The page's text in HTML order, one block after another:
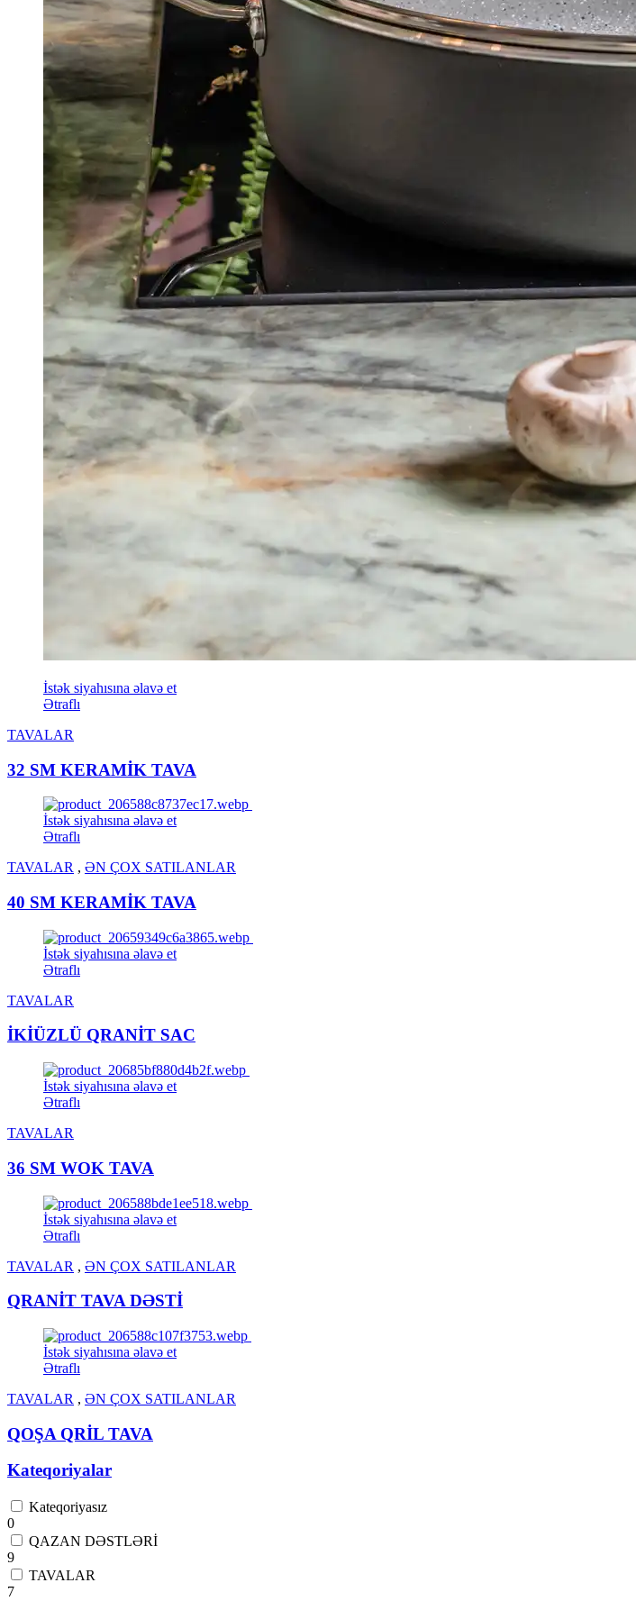
İstək siyahısına əlavə et
Ətraflı
TAVALAR
32 SM KERAMİK TAVA
İstək siyahısına əlavə et
Ətraflı
TAVALAR , ƏN ÇOX SATILANLAR
40 SM KERAMİK TAVA
İstək siyahısına əlavə et
Ətraflı
TAVALAR
İKİÜZLÜ QRANİT SAC
İstək siyahısına əlavə et
Ətraflı
TAVALAR
36 SM WOK TAVA
İstək siyahısına əlavə et
Ətraflı
TAVALAR , ƏN ÇOX SATILANLAR
QRANİT TAVA DƏSTİ
İstək siyahısına əlavə et
Ətraflı
TAVALAR , ƏN ÇOX SATILANLAR
QOŞA QRİL TAVA
Kateqoriyalar
Kateqoriyasız
0
QAZAN DƏSTLƏRİ
9
TAVALAR
7